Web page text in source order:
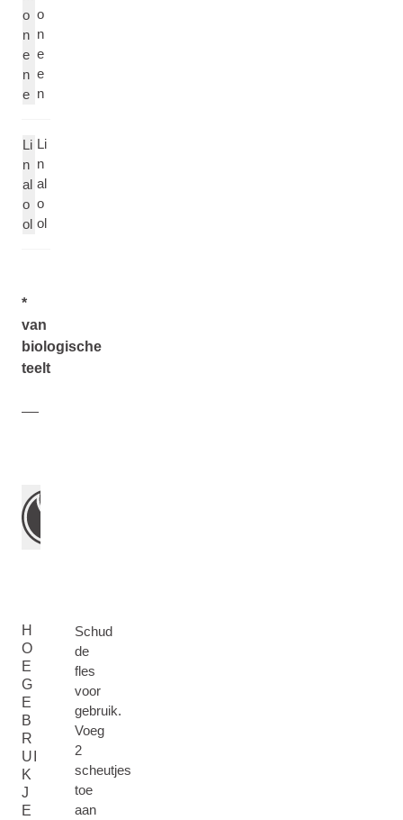
o
n
e
n
e
o
n
e
e
n
Li
n
al
o
ol
Li
n
al
o
ol
*
van
biologische
teelt
H
O
E
G
E
B
R
UI
K
J
E
Schud
de
fles
voor
gebruik.
Voeg
2
scheutjes
toe
aan